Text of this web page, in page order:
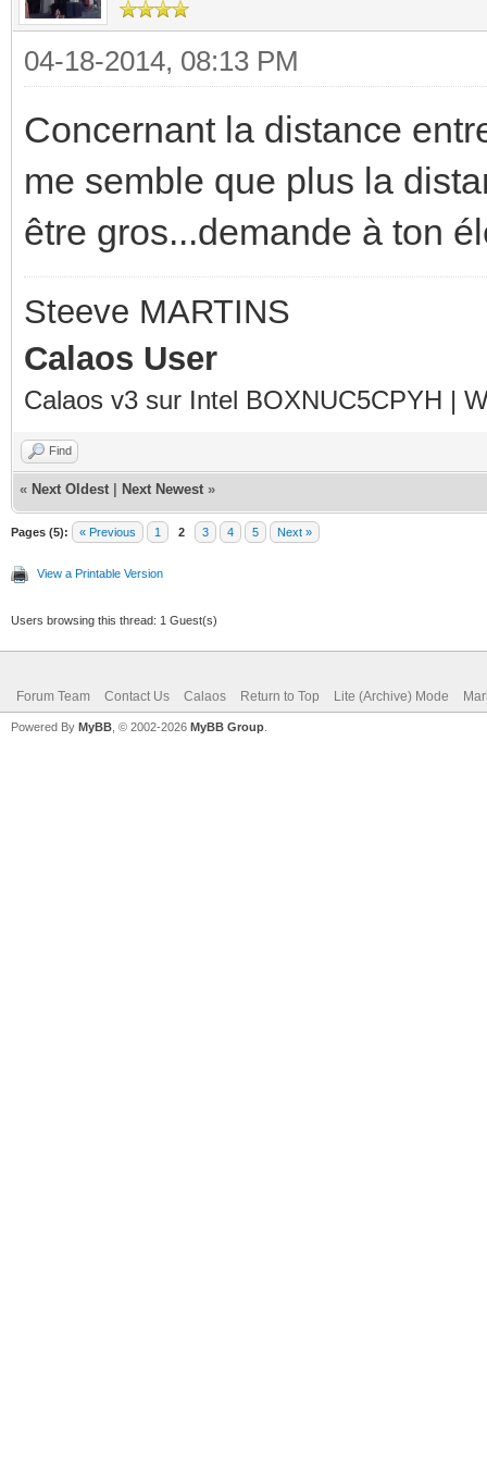
04-18-2014, 08:13 PM
Concernant la distance
me semble que plus la
être gros...demande à ton
Steeve MARTINS
Calaos User
Calaos v3 sur Intel BOXNUC5CPYH |
Find
« Next Oldest Next Newest »
Pages (5): « Previous 1 2 3 4 5 Next »
View a Printable Version
Users browsing this thread: 1 Guest(s)
Forum Team Contact Us Calaos Return to Top Lite (Archive) Mode
Powered By MyBB , © 2002-2026 MyBB Group